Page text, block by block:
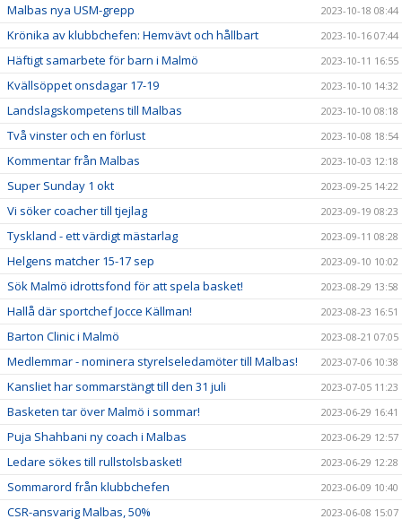
Malbas nya USM-grepp 2023-10-18 08:44
Krönika av klubbchefen: Hemvävt och hållbart 2023-10-16 07:44
Häftigt samarbete för barn i Malmö 2023-10-11 16:55
Kvällsöppet onsdagar 17-19 2023-10-10 14:32
Landslagskompetens till Malbas 2023-10-10 08:18
Två vinster och en förlust 2023-10-08 18:54
Kommentar från Malbas 2023-10-03 12:18
Super Sunday 1 okt 2023-09-25 14:22
Vi söker coacher till tjejlag 2023-09-19 08:23
Tyskland - ett värdigt mästarlag 2023-09-11 08:28
Helgens matcher 15-17 sep 2023-09-10 10:02
Sök Malmö idrottsfond för att spela basket! 2023-08-29 13:58
Hallå där sportchef Jocce Källman! 2023-08-23 16:51
Barton Clinic i Malmö 2023-08-21 07:05
Medlemmar - nominera styrelseledamöter till Malbas! 2023-07-06 10:38
Kansliet har sommarstängt till den 31 juli 2023-07-05 11:23
Basketen tar över Malmö i sommar! 2023-06-29 16:41
Puja Shahbani ny coach i Malbas 2023-06-29 12:57
Ledare sökes till rullstolsbasket! 2023-06-29 12:28
Sommarord från klubbchefen 2023-06-09 10:40
CSR-ansvarig Malbas, 50% 2023-06-08 15:07